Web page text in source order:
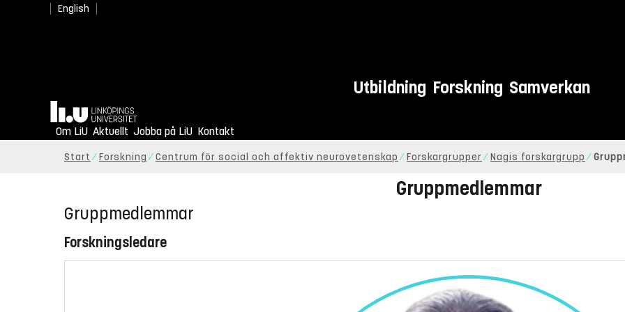
English
Utbildning Forskning Samverkan
Hem
Om LiU Aktuellt Jobba på LiU Kontakt
Start Forskning Centrum för social och affektiv neurovetenskap Forskargrupper Nagis forskargrupp
Gruppmedlemmar
Gruppmedlemmar
Forskningsledare